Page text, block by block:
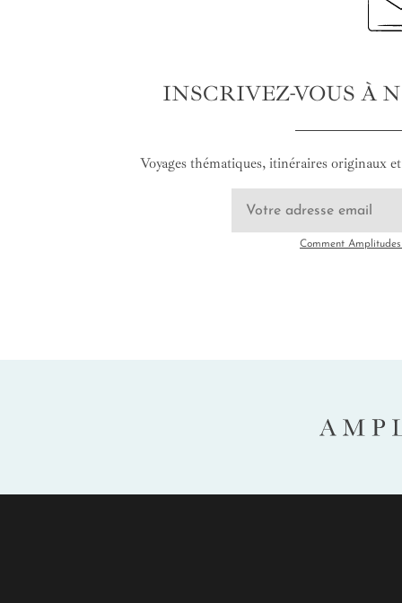
INSCRIVEZ-VOUS À
Voyages thématiques, itinéraires originaux
Comment